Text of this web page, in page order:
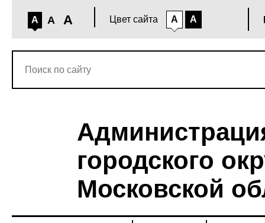
A A A Цвет сайта A A
городского
Московской